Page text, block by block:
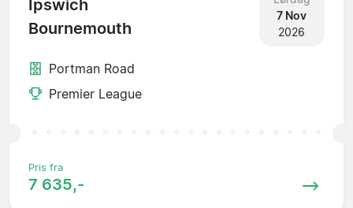
Ipswich
Bournemouth
7 Nov
2026
Portman Road
Premier League
Pris fra
7 635,-